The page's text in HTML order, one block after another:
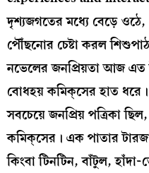
দৃশ্যজগতের মধ্যে বেড়ে ওঠে,
পৌঁছনোর চেষ্টা করল
নভেলের জনপ্রিয়তা আজ এত
বোধহয় কমিক্‌সের হাত
সবচেয়ে জনপ্রিয় পত্রিকা
কমিক্‌সের। এক পাতার
কিংবা টিনটিন, বাঁটুল,